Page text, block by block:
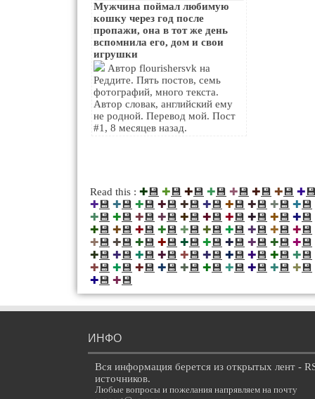
Мужчина поймал любимую
кошку через год после
пропажи, она в тот же день
вспомнила его, дом и свои
игрушки
Реддите. Пять постов, семь
фотографий, много текста.
Автор словак, английский ему
не родной. Перевод мой. Пост
#1, 8 месяцев назад.
Read this : ✚💾 ✚💾 ✚💾 ✚💾 ✚💾 ✚💾 ✚💾 ✚
✚💾 ✚💾 ✚💾 ✚💾 ✚💾 ✚💾 ✚💾 ✚💾 ✚💾 ✚💾
✚💾 ✚💾 ✚💾 ✚💾 ✚💾 ✚💾 ✚💾 ✚💾 ✚💾 ✚💾
✚💾 ✚💾 ✚💾 ✚💾 ✚💾 ✚💾 ✚💾 ✚💾 ✚💾 ✚💾
✚💾 ✚💾 ✚💾 ✚💾 ✚💾 ✚💾 ✚💾 ✚💾 ✚💾 ✚💾
✚💾 ✚💾 ✚💾 ✚💾 ✚💾 ✚💾 ✚💾 ✚💾 ✚💾 ✚💾
✚💾 ✚💾 ✚💾 ✚💾 ✚💾 ✚💾 ✚💾 ✚💾 ✚💾 ✚💾
✚💾 ✚💾
ИНФО
Вся информация берется из открытых лент -
источников.
Любые вопросы и пожелания напрявляем на почту